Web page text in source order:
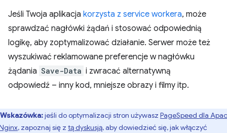
Jeśli Twoja aplikacja korzysta z service workera, może
sprawdzać nagłówki żądań i stosować odpowiednią
logikę, aby zoptymalizować działanie. Serwer może też
wyszukiwać reklamowane preferencje w nagłówku
żądania Save-Data i zwracać alternatywną
odpowiedź – inny kod, mniejsze obrazy i filmy itp.
Wskazówka:jeśli do optymalizacji stron używasz PageSpeed dla
, zapoznaj się z tą dyskusją, aby dowiedzieć się, jak włączyć